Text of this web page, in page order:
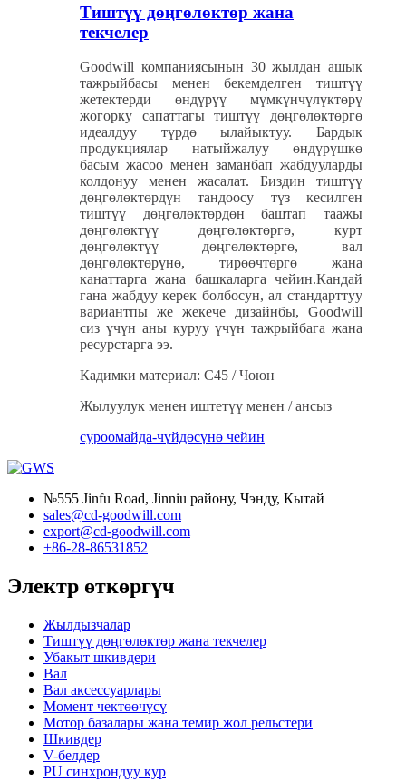
Тиштүү дөңгөлөктөр жана
текчелер
Goodwill компаниясынын 30 жылдан ашык
тажрыйбасы менен бекемделген тиштүү
жетектерди өндүрүү мүмкүнчүлүктөрү
жогорку сапаттагы тиштүү дөңгөлөктөргө
идеалдуу түрдө ылайыктуу. Бардык
продукциялар натыйжалуу өндүрүшкө
басым жасоо менен заманбап жабдууларды
колдонуу менен жасалат. Биздин тиштүү
дөңгөлөктөрдүн тандоосу түз кесилген
тиштүү дөңгөлөктөрдөн баштап таажы
дөңгөлөктүү дөңгөлөктөргө, курт
дөңгөлөктүү дөңгөлөктөргө, вал
дөңгөлөктөрүнө, тирөөчтөргө жана
канаттарга жана башкаларга чейин.Кандай
гана жабдуу керек болбосун, ал стандарттуу
вариантпы же жекече дизайнбы, Goodwill
сиз үчүн аны куруу үчүн тажрыйбага жана
ресурстарга ээ.
Кадимки материал: C45 / Чоюн
Жылуулук менен иштетүү менен / ансыз
суроомайда-чүйдөсүнө чейин
№555 Jinfu Road, Jinniu району, Чэнду, Кытай
sales@cd-goodwill.com
export@cd-goodwill.com
+86-28-86531852
Электр өткөргүч
Жылдызчалар
Тиштүү дөңгөлөктөр жана текчелер
Убакыт шкивдери
Вал
Вал аксессуарлары
Момент чектөөчүсү
Мотор базалары жана темир жол рельстери
Шкивдер
V-белдер
PU синхрондуу кур